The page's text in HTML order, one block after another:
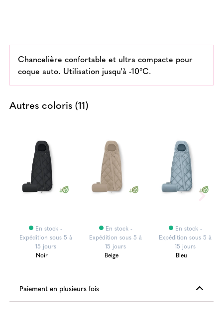
Chancelière confortable et ultra compacte pour
coque auto. Utilisation jusqu'à -10°C.
Autres coloris (11)
En stock -
Expédition sous 5 à
15 jours
Noir
En stock -
Expédition sous 5 à
15 jours
Beige
En stock -
Expédition sous 5 à
15 jours
Bleu
Paiement en plusieurs fois